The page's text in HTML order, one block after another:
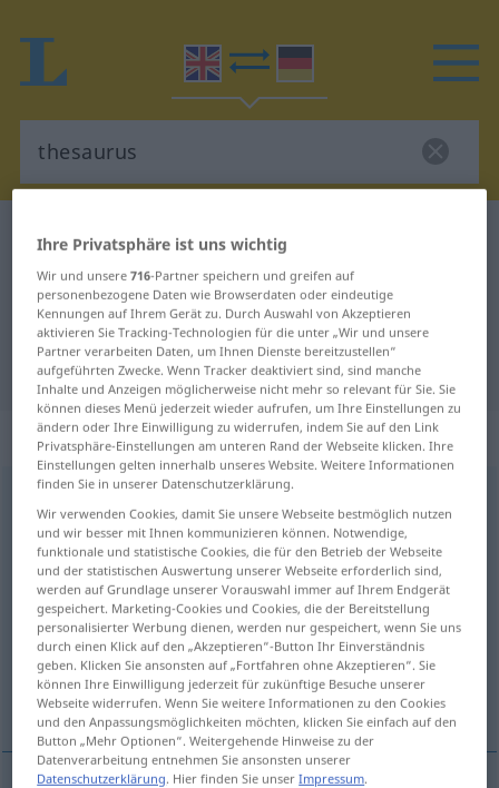
Englisch-Deutsch Wörterbuch
Englisch-Deutsch Übersetzung für
"thesaurus"
"thesaurus" Deutsch Übersetzung
„thesaurus“: noun
thesaurus [-rai]
Übersicht aller Übersetzungen
(Für mehr Details die Übersetzung anklicken/antippen)
Thesaurus, Wörterbuch, Wort-, Wissens-,
SprachSchatz
Schatzkammer, Vorratshaus
Ihre Privatsphäre ist uns wichtig
Wir und unsere716-Partner speichern und greifen auf
personenbezogene Daten wie Browserdaten oder eindeutige
Kennungen auf Ihrem Gerät zu. Durch Auswahl von Akzeptieren
aktivieren Sie Tracking-Technologien für die unter „Wir und unsere
Partner verarbeiten Daten, um Ihnen Dienste bereitzustellen“
aufgeführten Zwecke. Wenn Tracker deaktiviert sind, sind manche
Inhalte und Anzeigen möglicherweise nicht mehr so relevant für Sie. Sie
können dieses Menü jederzeit wieder aufrufen, um Ihre Einstellungen zu
ändern oder Ihre Einwilligung zu widerrufen, indem Sie auf den Link
Privatsphäre-Einstellungen am unteren Rand der Webseite klicken. Ihre
Einstellungen gelten innerhalb unseres Website. Weitere Informationen
finden Sie in unserer Datenschutzerklärung.
Wir verwenden Cookies, damit Sie unsere Webseite bestmöglich nutzen
und wir besser mit Ihnen kommunizieren können. Notwendige,
funktionale und statistische Cookies, die für den Betrieb der Webseite
und der statistischen Auswertung unserer Webseite erforderlich sind,
werden auf Grundlage unserer Vorauswahl immer auf Ihrem Endgerät
gespeichert. Marketing-Cookies und Cookies, die der Bereitstellung
personalisierter Werbung dienen, werden nur gespeichert, wenn Sie uns
durch einen Klick auf den „Akzeptieren“-Button Ihr Einverständnis
geben. Klicken Sie ansonsten auf „Fortfahren ohne Akzeptieren“. Sie
können Ihre Einwilligung jederzeit für zukünftige Besuche unserer
Webseite widerrufen. Wenn Sie weitere Informationen zu den Cookies
und den Anpassungsmöglichkeiten möchten, klicken Sie einfach auf den
Button „Mehr Optionen“. Weitergehende Hinweise zu der
Datenverarbeitung entnehmen Sie ansonsten unserer
Datenschutzerklärung. Hier finden Sie unserImpressum.